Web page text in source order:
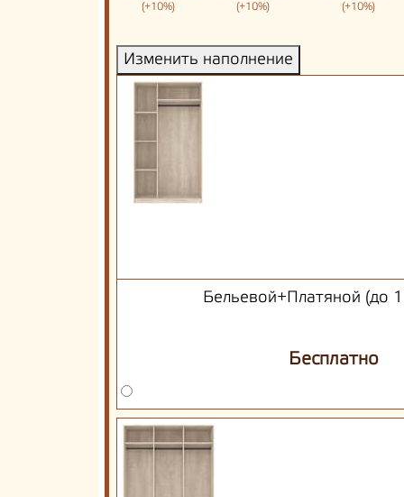
(+10%)
(+10%)
(+10%)
Изменить наполнение
Бельевой+Платяной (до
Бесплатно